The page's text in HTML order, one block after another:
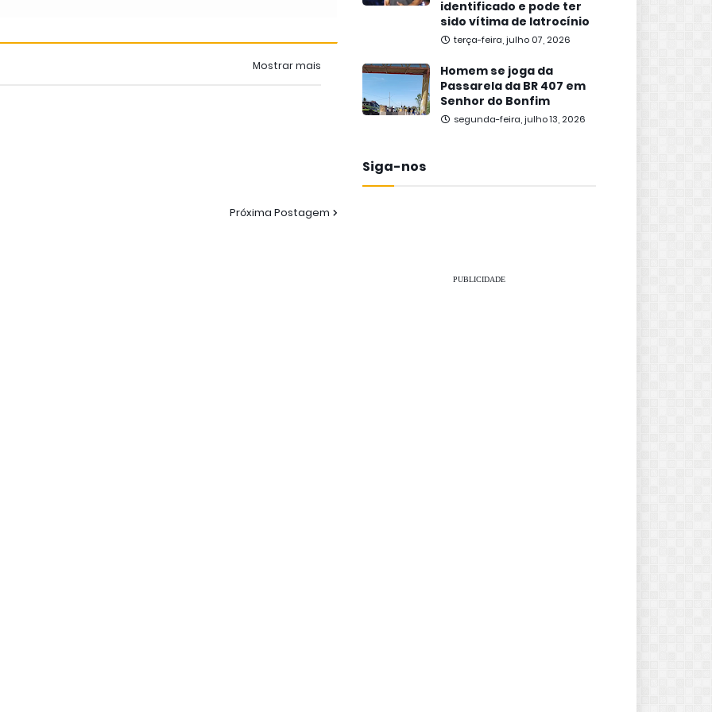
Mostrar mais
Próxima Postagem
identificado e pode ter
sido vítima de latrocínio
terça-feira, julho 07, 2026
Homem se joga da
Passarela da BR 407 em
Senhor do Bonfim
segunda-feira, julho 13, 2026
Siga-nos
PUBLICIDADE